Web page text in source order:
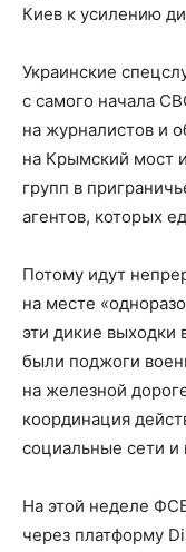
Киев к усилению
Украинские
с самого начала
на журналистов и
на Крымский мост
групп в
агентов, которых
Потому идут
на месте
эти дикие выходки
были поджоги
на железной
координация
социальные сети
На этой неделе
через платформу